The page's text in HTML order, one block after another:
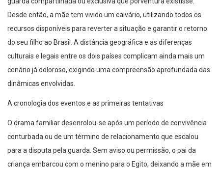
Desde então, a mãe tem vivido um calvário, utilizando todos os
recursos disponíveis para reverter a situação e garantir o retorno
do seu filho ao Brasil. A distância geográfica e as diferenças
culturais e legais entre os dois países complicam ainda mais um
cenário já doloroso, exigindo uma compreensão aprofundada das
dinâmicas envolvidas.
A cronologia dos eventos e as primeiras tentativas
O drama familiar desenrolou-se após um período de convivência
conturbada ou de um término de relacionamento que escalou
para a disputa pela guarda. Sem aviso ou permissão, o pai da
criança embarcou com o menino para o Egito, deixando a mãe em